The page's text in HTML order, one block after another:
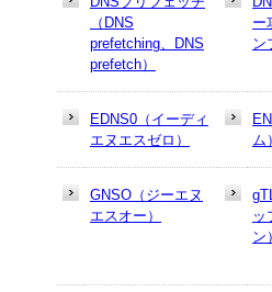
（DNS
prefetching、DNS
prefetch）
ー
ン
EDNS0（イーディ
エヌエスゼロ）
ム
GNSO（ジーエヌ
エスオー）
ッ
ン